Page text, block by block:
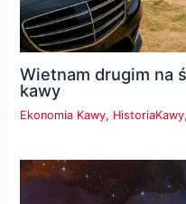
Wietnam drugim na
kawy
Ekonomia Kawy, HistoriaKawy,